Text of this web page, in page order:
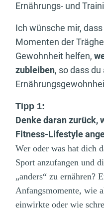
Ernährungs- und
Ich wünsche mir,
Momenten der
Gewohnheit helfen,
zubleiben, so dass
Tipp 1:
Denke daran zurück,
Fitness-Lifestyle ang
Wer oder was hat dich
Sport anzufangen und
„anders“ zu ernähren?
Anfangsmomente, wie
einwirkte oder wie